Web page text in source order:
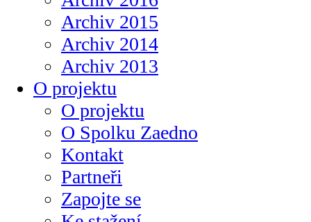
Archiv 2015
Archiv 2014
Archiv 2013
O projektu
O projektu
O Spolku Zaedno
Kontakt
Partneři
Zapojte se